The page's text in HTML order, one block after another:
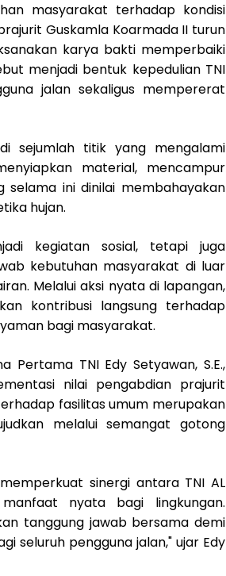
masyarakat terhadap kondisi
Guskamla Koarmada II turun
karya bakti memperbaiki
menjadi bentuk kepedulian TNI
jalan sekaligus mempererat
sejumlah titik yang mengalami
material, mencampur
selama ini dinilai membahayakan
hujan.
kegiatan sosial, tetapi juga
kebutuhan masyarakat di luar
Melalui aksi nyata di lapangan,
kontribusi langsung terhadap
bagi masyarakat.
Pertama TNI Edy Setyawan, S.E.,
nilai pengabdian prajurit
fasilitas umum merupakan
melalui semangat gotong
sinergi antara TNI AL
nyata bagi lingkungan.
tanggung jawab bersama demi
seluruh pengguna jalan," ujar Edy